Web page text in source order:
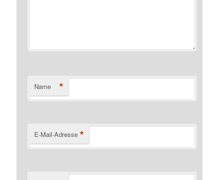
Name *
E-Mail-Adresse *